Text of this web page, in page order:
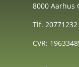
8000 Aarhus
Tlf. 20771232
CVR: